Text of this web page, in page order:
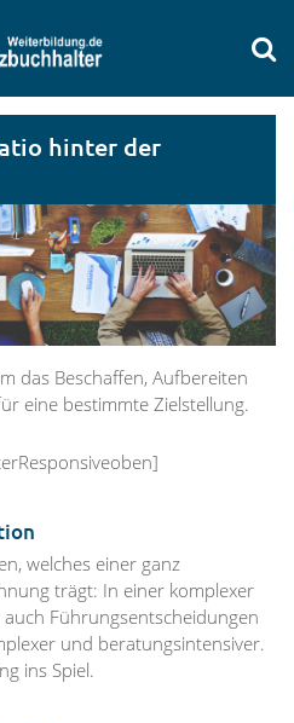
hinter der
das Beschaffen, Aufbereiten
eine bestimmte Zielstellung.
welches einer ganz
trägt: In einer komplexer
Führungsentscheidungen
und beratungsintensiver.
ins Spiel.